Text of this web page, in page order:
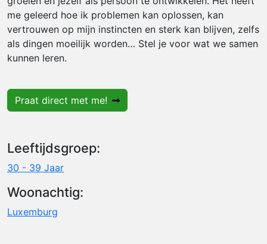
me geleerd hoe ik problemen kan oplossen, kan
vertrouwen op mijn instincten en sterk kan blijven, zelfs
als dingen moeilijk worden… Stel je voor wat we samen
kunnen leren.
Praat direct met me!
Leeftijdsgroep:
30 - 39 Jaar
Woonachtig:
Luxemburg